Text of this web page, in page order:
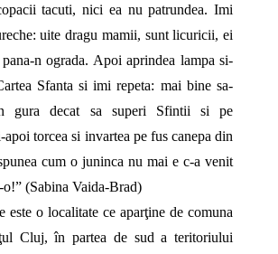
tacuti, nici ea nu patrundea. Imi
uite dragu mamii, sunt licuricii, ei
pana-n ograda. Apoi aprindea lampa si-
Sfanta si imi repeta: mai bine sa-
gura decat sa superi Sfintii si pe
torcea si invartea pe fus canepa din
cum o juninca nu mai e c-a venit
(Sabina Vaida-Brad)
este o localitate ce aparţine de comuna
Cluj, în partea de sud a teritoriului